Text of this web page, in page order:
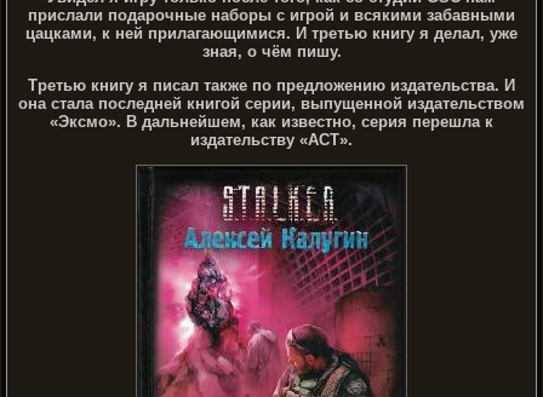
прислали подарочные наборы с игрой и всякими забавными
цацками, к ней прилагающимися. И третью книгу я делал, уже
зная, о чём пишу.
Третью книгу я писал также по предложению издательства. И
она стала последней книгой серии, выпущенной издательством
«Эксмо». В дальнейшем, как известно, серия перешла к
издательству «АСТ».